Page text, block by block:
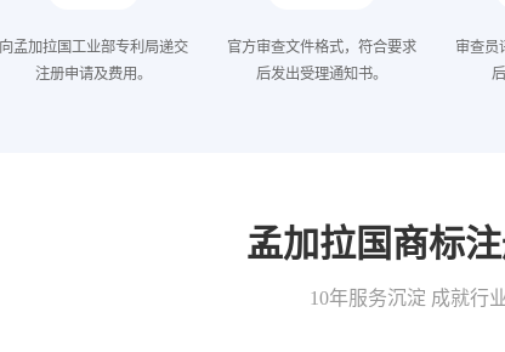
向孟加拉国工业部专利局递交
注册申请及费用。
官方审查文件格式，符合要求
后发出受理通知书。
审查员
孟加拉国商标
10年服务沉淀 成就行